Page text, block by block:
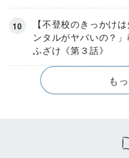
【不登校のきっかけ
ンタルがヤバいの？
ふざけ《第３話》
も